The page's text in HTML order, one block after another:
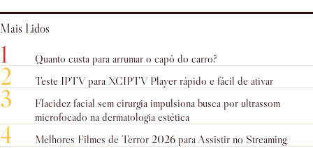
Mais Lidos
1 Quanto custa para arrumar o capô do carro?
2 Teste IPTV para XCIPTV Player rápido e fácil de ativar
3
Flacidez facial sem cirurgia impulsiona busca por ultrassom
microfocado na dermatologia estética
4 Melhores Filmes de Terror 2026 para Assistir no Streaming